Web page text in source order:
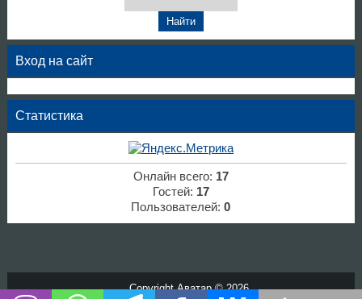
Вход на сайт
Статистика
Онлайн всего: 17
Гостей: 17
Пользователей:0
Copyright Аватар © 2026